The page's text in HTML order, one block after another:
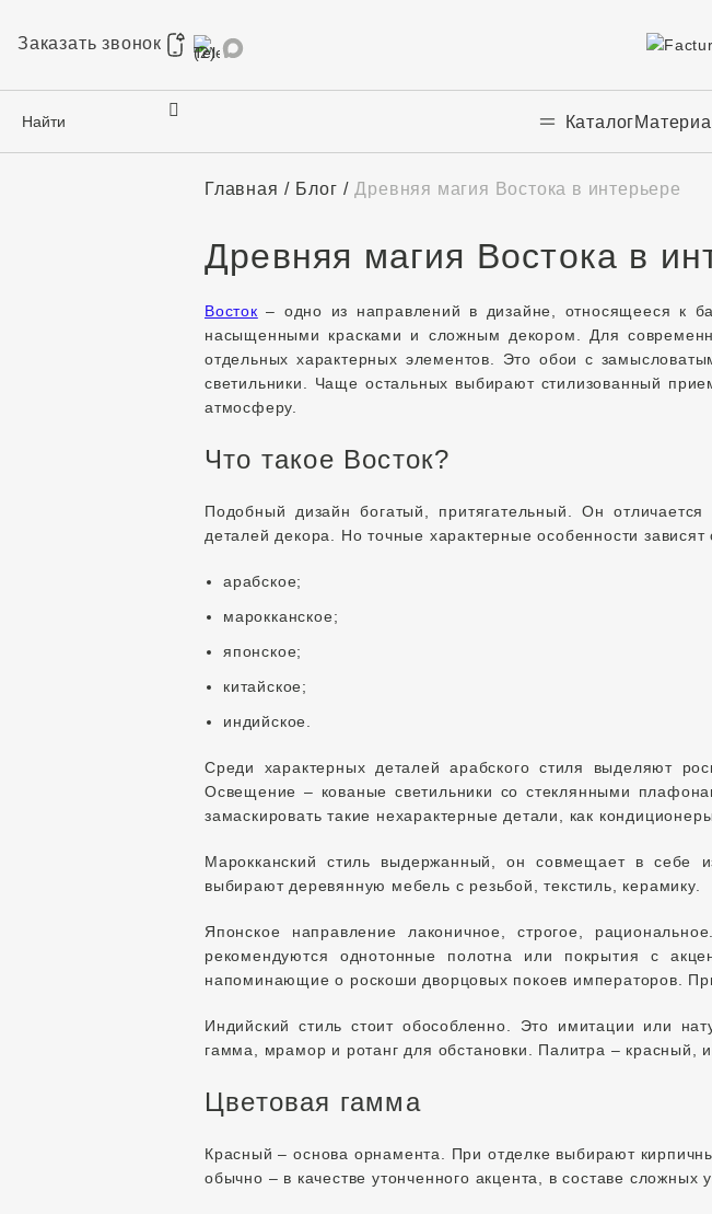
Заказать звонок
Каталог
Главная Блог Древняя магия Востока в интерьере
Древняя магия Востока в
Восток – одно из направлений в дизайне, относящееся к
насыщенными красками и сложным декором. Для
отдельных характерных элементов. Это обои с
светильники. Чаще остальных выбирают стилизованный
атмосферу.
Что такое Восток?
Подобный дизайн богатый, притягательный. Он
деталей декора. Но точные характерные особенности
арабское;
марокканское;
японское;
китайское;
индийское.
Среди характерных деталей арабского стиля выделяют
Освещение – кованые светильники со стеклянными
замаскировать такие нехарактерные детали, как
Марокканский стиль выдержанный, он совмещает в себе
выбирают деревянную мебель с резьбой, текстиль, керамику.
Японское направление лаконичное, строгое,
рекомендуются однотонные полотна или покрытия с
напоминающие о роскоши дворцовых покоев императоров.
Индийский стиль стоит обособленно. Это имитации или
гамма, мрамор и ротанг для обстановки. Палитра – красный,
Цветовая гамма
Красный – основа орнамента. При отделке выбирают
обычно – в качестве утонченного акцента, в составе